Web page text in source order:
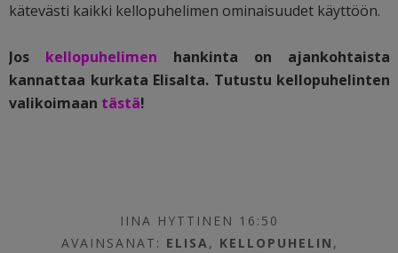
kätevästi kaikki kellopuhelimen ominaisuudet käyttöön.
Jos kellopuhelimen hankinta on ajankohtaista
kannattaa kurkata Elisalta. Tutustu kellopuhelinten
valikoimaan tästä!
IINA HYTTINEN 16:50
AVAINSANAT: ELISA, KELLOPUHELIN ,